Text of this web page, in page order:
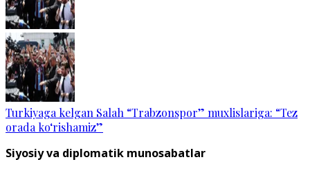
Turkiyaga kelgan Salah “Trabzonspor” muxlislariga: “Tez
orada ko‘rishamiz”
Siyosiy va diplomatik munosabatlar